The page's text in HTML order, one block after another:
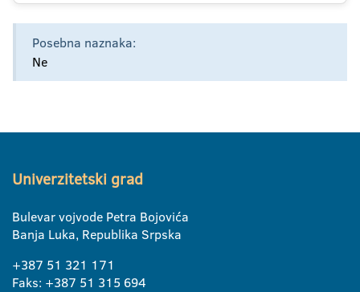
Posebna naznaka:
Ne
Univerzitetski grad
Bulevar vojvode Petra Bojovića
Banja Luka, Republika Srpska
+387 51 321 171
Faks: +387 51 315 694